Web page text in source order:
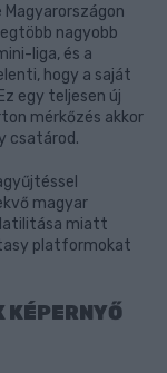
nagyobb
liga, és a
hogy a saját
egy teljesen új
mérkőzés akkor
csatárod.
magyar
miatt
platformokat